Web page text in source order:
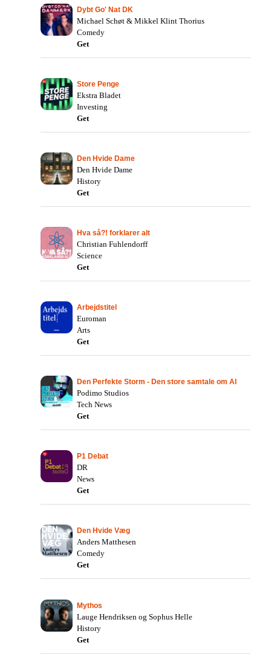
Dybt Go' Nat DK
Michael Schøt & Mikkel Klint Thorius
Comedy
Get
Store Penge
Ekstra Bladet
Investing
Get
Den Hvide Dame
Den Hvide Dame
History
Get
Hva så?! forklarer alt
Christian Fuhlendorff
Science
Get
Arbejdstitel
Euroman
Arts
Get
Den Perfekte Storm - Den store samtale om AI
Podimo Studios
Tech News
Get
P1 Debat
DR
News
Get
Den Hvide Væg
Anders Matthesen
Comedy
Get
Mythos
Lauge Hendriksen og Sophus Helle
History
Get